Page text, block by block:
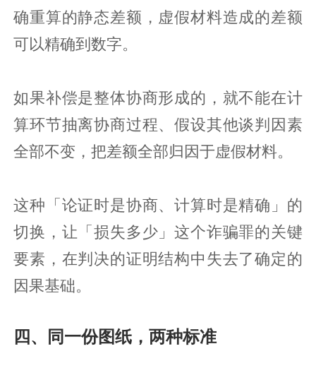
确重算的静态差额，虚假材料造成的差额
可以精确到数字。
如果补偿是整体协商形成的，就不能在计
算环节抽离协商过程、假设其他谈判因素
全部不变，把差额全部归因于虚假材料。
这种「论证时是协商、计算时是精确」的
切换，让「损失多少」这个诈骗罪的关键
要素，在判决的证明结构中失去了确定的
因果基础。
四、同一份图纸，两种标准